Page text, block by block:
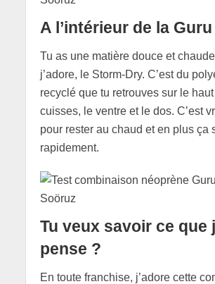
A l’intérieur de la
Tu as une matière douce et
j’adore, le Storm-Dry. C’est du
recyclé que tu retrouves sur le
cuisses, le ventre et le dos. C’est
pour rester au chaud et en plus ça
rapidement.
Tu veux savoir ce que
pense ?
En toute franchise, j’adore cette